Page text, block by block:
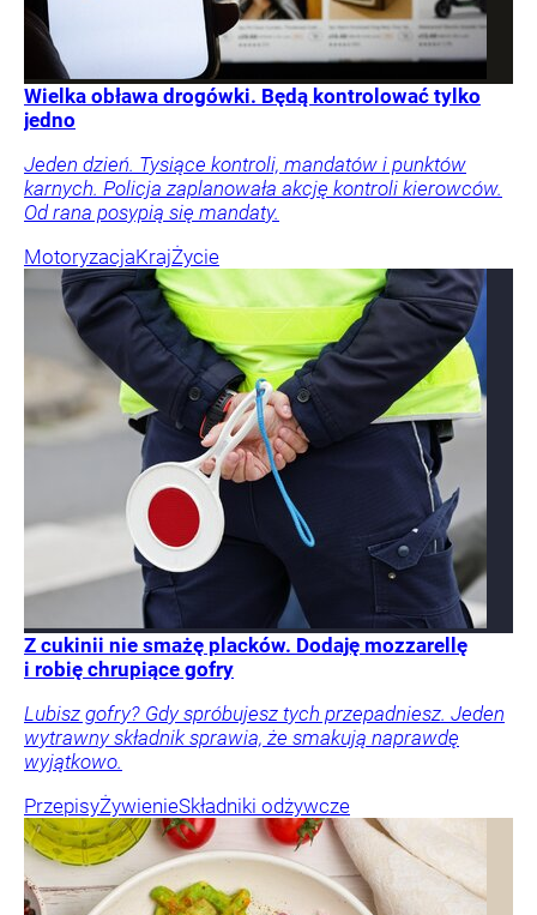
Wielka obława drogówki. Będą kontrolować tylko
jedno
Jeden dzień. Tysiące kontroli, mandatów i punktów
karnych. Policja zaplanowała akcję kontroli kierowców.
Od rana posypią się mandaty.
MotoryzacjaKrajŻycie
Z cukinii nie smażę placków. Dodaję mozzarellę
i robię chrupiące gofry
Lubisz gofry? Gdy spróbujesz tych przepadniesz. Jeden
wytrawny składnik sprawia, że smakują naprawdę
wyjątkowo.
PrzepisyŻywienieSkładniki odżywcze